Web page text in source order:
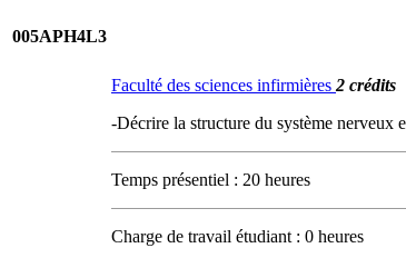
005APH4L3
Faculté des sciences infirmières 2 crédits
-Décrire la structure du système nerveux
Temps présentiel : 20 heures
Charge de travail étudiant : 0 heures